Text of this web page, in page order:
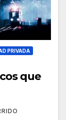
PRIVADA
que